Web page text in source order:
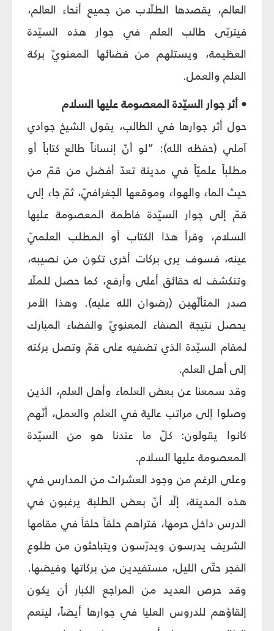
العالم، يقصدها الطلّاب من جميع أنحاء العالم،
فيتربّى طالب العلم في جوار هذه السيّدة
العظيمة، ويستلهم من فضائها المعنويّ بركة
العلم والعمل.
• أثر جوار السيّدة المعصومة عليها السلام
حول أثر جوارها في الطالب، يقول الشيخ جوادي
آملي (حفظه الله): “لو أنّ إنساناً طالع كتاباً أو
مطلباً علميّاً في مدينة تعدّ أفضل من قمّ من
حيث الماء والهواء وموقعها الجغرافيّ، ثمّ جاء إلى
قمّ إلى جوار السيّدة فاطمة المعصومة عليها
السلام، وقرأ هذا الكتاب أو المطلب العلميّ
عينه، فسوف يرى بركات أخرى تكون من نصيبه،
وتنكشف له حقائق أعلى وأرفع، كما حصل للملّا
صدر المتألّهين (رضوان الله عليه). وهذا الأمر
يحصل نتيجة الصفاء المعنويّ والفضاء المبارك
لمقام السيّدة الذي تضفيه على قمّ وتصل بركته
إلى أهل العلم.
وقد سمعنا عن بعض العلماء وأهل العلم، الذين
وصلوا إلى مراتب عالية في العلم والعمل، أنّهم
كانوا يقولون: كلّ ما عندنا هو من السيّدة
المعصومة عليها السلام.
وعلى الرغم من وجود العشرات من المدارس في
هذه المدينة، إلّا أنّ بعض الطلبة يرغبون في
الدرس داخل حرمها، فتراهم حلقاً حلقاً في مقامها
الشريف يدرسون ويدرّسون ويتباحثون من طلوع
الفجر حتّى الليل، مستفيدين من بركاتها وفيضها.
وقد حرص العديد من المراجع الكبار أن يكون
إلقاؤهم للدروس العليا في جوارها أيضاً، لينعم